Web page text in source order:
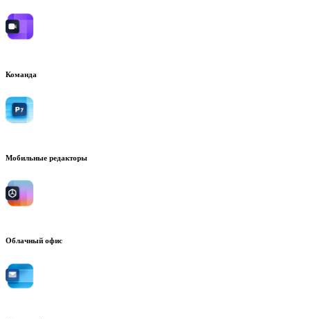
Команда
Мобильные редакторы
Облачный офис